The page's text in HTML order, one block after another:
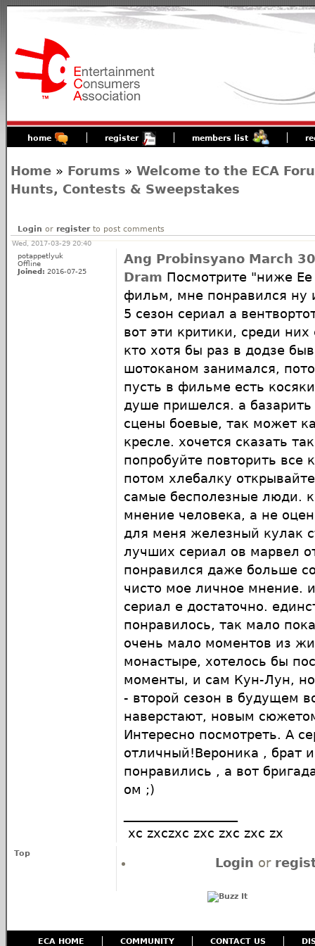
home register members list
Home » Forums » Welcome to the ECA
Hunts, Contests & Sweepstakes
Login or registerto post comments
Wed, 2017-03-29 20:40
potappetlyuk
Offline
Joined: 2016-07-25
Ang Probinsyano March
Dram Посмотрите "ниже Ее
фильм, мне понравился ну
5 сезон сериал а
вот эти критики, среди них
кто хотя бы раз в додзе
шотоканом занимался,
пусть в фильме есть
душе пришелся. а
сцены боевые, так может
кресле. хочется сказать
попробуйте повторить все
потом хлебалку
самые бесполезные люди.
мнение человека, а не
для меня железный кулак
лучших сериал ов марвел
понравился даже больше
чисто мое личное мнение.
сериал е достаточно.
понравилось, так мало
очень мало моментов из
монастыре, хотелось бы
моменты, и сам Кун-Лун,
- второй сезон в будущем
наверстают, новым
Интересно посмотреть. А
отличный!Вероника , брат
понравились , а вот
ом ;)
xc zxczxc zxc zxc zxc zx
Top
Login or
ECA HOME COMMUNITY CONTACT US